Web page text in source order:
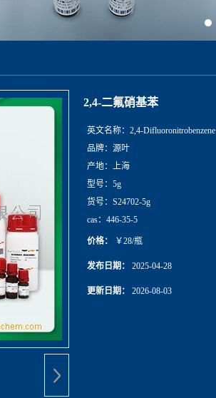
2,4-二氟硝基苯
英文名称： 2,4-Difluoronitrobenzene
品牌： 源叶
产地： 上海
型号： 5g
货号： S24702-5g
cas： 446-35-5
价格： ￥28/瓶
发布日期： 2025-04-28
更新日期： 2026-08-03